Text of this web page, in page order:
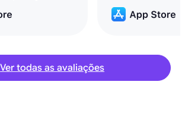
is if you're a
Ver todas as avaliações